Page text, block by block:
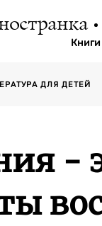
Книги
ДЛЯ ДЕТЕЙ
-